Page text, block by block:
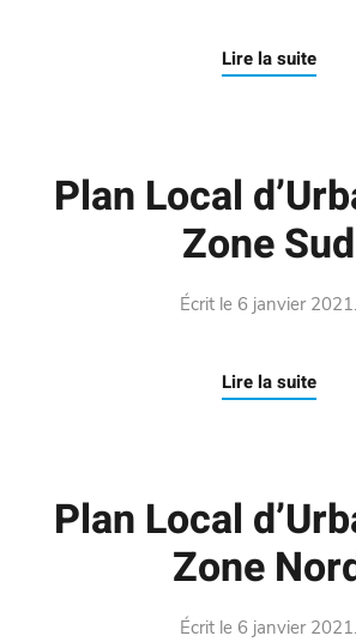
Lire la suite
Plan Local
Zone Sud
Écrit le 6 janvier 2021.
Lire la suite
Plan Local
Zone
Écrit le 6 janvier 2021.